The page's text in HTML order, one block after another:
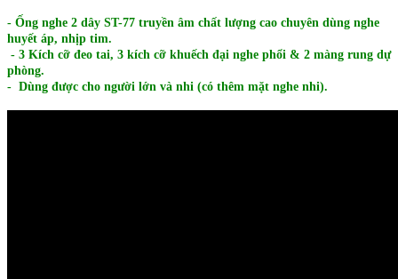
- Ống nghe 2 dây ST-77 truyền âm chất lượng cao chuyên dùng nghe
huyết áp, nhịp tim.
- 3 Kích cỡ đeo tai, 3 kích cỡ khuếch đại nghe phổi & 2 màng rung dự
phòng.
- Dùng được cho người lớn và nhi (có thêm mặt nghe nhi).